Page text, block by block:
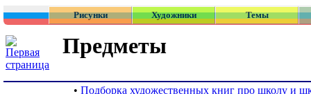
Рисунки Художники Темы
Предметы
• Подборка художественных книг про школу и